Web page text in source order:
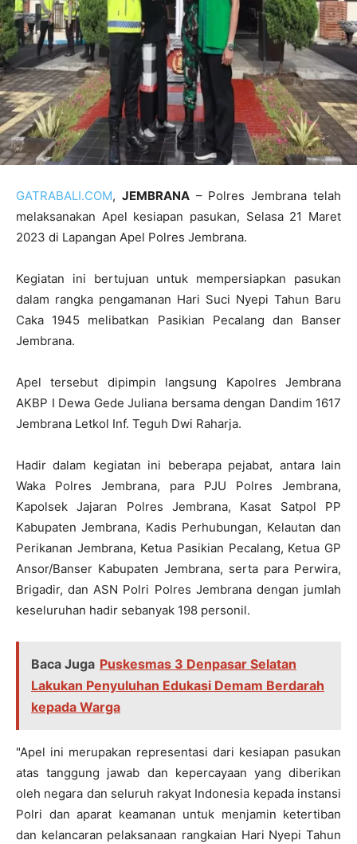
GATRABALI.COM, JEMBRANA– Polres Jembrana telah
melaksanakan Apel kesiapan pasukan, Selasa 21 Maret
2023 di Lapangan Apel Polres Jembrana.
Kegiatan ini bertujuan untuk mempersiapkan pasukan
dalam rangka pengamanan Hari Suci Nyepi Tahun Baru
Caka 1945 melibatkan Pasikian Pecalang dan Banser
Jembrana.
Apel tersebut dipimpin langsung Kapolres Jembrana
AKBP I Dewa Gede Juliana bersama dengan Dandim 1617
Jembrana Letkol Inf. Teguh Dwi Raharja.
Hadir dalam kegiatan ini beberapa pejabat, antara lain
Waka Polres Jembrana, para PJU Polres Jembrana,
Kapolsek Jajaran Polres Jembrana, Kasat Satpol PP
Kabupaten Jembrana, Kadis Perhubungan, Kelautan dan
Perikanan Jembrana, Ketua Pasikian Pecalang, Ketua GP
Ansor/Banser Kabupaten Jembrana, serta para Perwira,
Brigadir, dan ASN Polri Polres Jembrana dengan jumlah
keseluruhan hadir sebanyak 198 personil.
Baca Juga Puskesmas 3 Denpasar Selatan
Lakukan Penyuluhan Edukasi Demam Berdarah
kepada Warga
"Apel ini merupakan representasi dari kesiapan pasukan
atas tanggung jawab dan kepercayaan yang diberikan
oleh negara dan seluruh rakyat Indonesia kepada instansi
Polri dan aparat keamanan untuk menjamin ketertiban
dan kelancaran pelaksanaan rangkaian Hari Nyepi Tahun